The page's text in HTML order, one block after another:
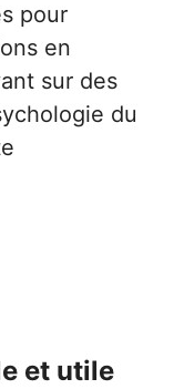
pour
en
sur des
du
et utile